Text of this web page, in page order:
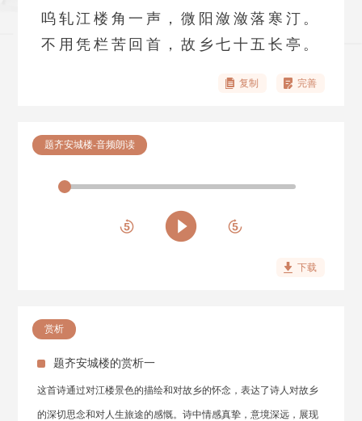
呜轧江楼角一声，微阳潋潋落寒汀。
不用凭栏苦回首，故乡七十五长亭。
复制 完善
题齐安城楼-音频朗读
下载
赏析
题齐安城楼的赏析一
这首诗通过对江楼景色的描绘和对故乡的怀念，表达了诗人对故乡
的深切思念和对人生旅途的感慨。诗中情感真挚，意境深远，展现